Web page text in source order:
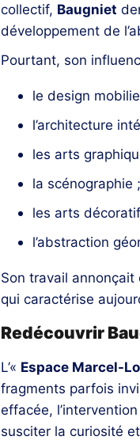
collectif, Baugniet
développement de
Pourtant, son
le design
l’architecture
les arts
la scénographie ;
les arts
l’abstraction
Son travail
qui caractérise
Redécouvrir
L’« Espace Marcel-
fragments parfois
effacée,
susciter la curiosité